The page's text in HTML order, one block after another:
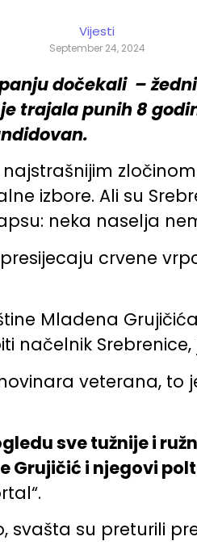
Vijesti
September 24, 2024
dočekali –
trajala punih 8
izbore. Ali su
neka naselja
crvene
Mladena
načelnik
veterana,
sve tužnije i
Grujičić i njegovi
svašta su preturili